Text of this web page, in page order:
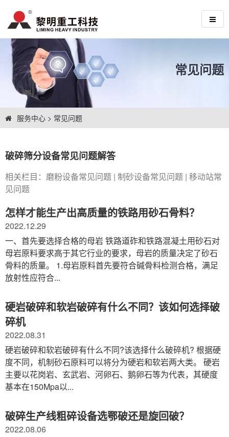
常见问题
服务中心 > 常见问题
破碎筛分设备常见问题解答
相关栏目： 磨粉设备常见问题 | 制砂设备常见问题 | 移动站常
见问题
怎样才能生产出高质量的铁路用砂石骨料？
2022.12.29
一、首先要选择合格的母岩 铁路道砟和铁路混凝土用砂石对
母岩原料要求高于其它行业的要求，母岩的质量决定了砂石
骨料的质量。 1.母岩原料首先要符合碱骨料检测合格，满足
放射性应符合...
硬岩破碎和软岩破碎有什么不同？该如何选择破
碎机
2022.08.31
硬岩破碎和软岩破碎有什么不同?该选择什么破碎机? 根据硬
度不同，机制砂石原料可以将分为硬岩和软岩两大类。 硬岩
主要以花岗岩、玄武岩、河卵石、鹅卵石等为代表，其硬度
基本在150Mpa以...
破碎生产线粗碎设备选鄂破还是旋回破？
2022.08.06